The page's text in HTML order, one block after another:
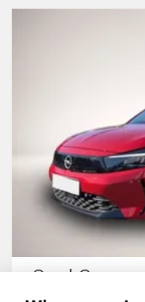
Opel Corsa